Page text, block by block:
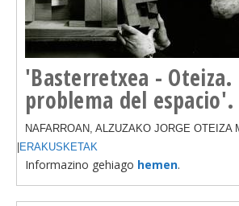
'Basterretxea - Oteiza.
problema del espacio'.
NAFARROAN, ALZUZAKO JORGE OTEIZA
ERAKUSKETAK
Informazino gehiago hemen.